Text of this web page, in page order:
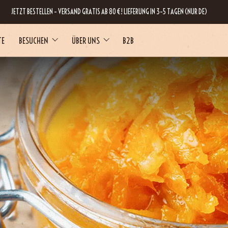
JETZT BESTELLEN – VERSAND GRATIS AB 80 €! LIEFERUNG IN 3–5 TAGEN (NUR DE)
BESUCHEN ÜBER UNS B2B